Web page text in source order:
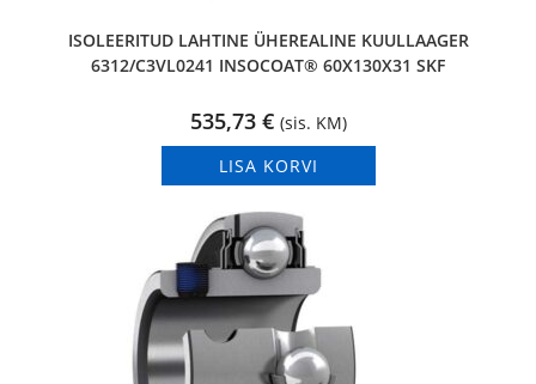
ISOLEERITUD LAHTINE ÜHEREALINE KUULLAAGER
6312/C3VL0241 INSOCOAT® 60X130X31 SKF
535,73 € (sis. KM)
LISA KORVI